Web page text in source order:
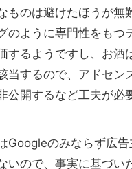
ものは避けたほうが無
のように専門性をもつ
するようですし、お酒
当するので、アドセン
公開するなど工夫が必
Googleのみならず広
いので、事実に基づい